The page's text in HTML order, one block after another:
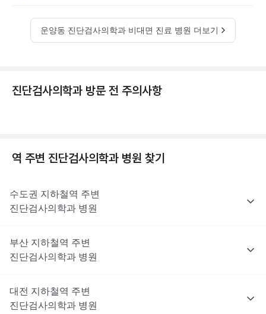
운양동 진단검사의학과 비대면 진료 병원 더보기
진단검사의학과 방문 전 주의사항
역 주변 진단검사의학과 병원 찾기
수도권 지하철역 주변
진단검사의학과 병원
부산 지하철역 주변
진단검사의학과 병원
대전 지하철역 주변
진단검사의학과 병원